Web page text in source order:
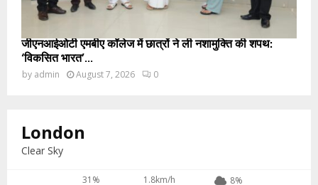
जीएनआईओटी एमबीए कॉलेज में छात्रों ने ली नशामुक्ति की शपथ:
‘विकसित भारत’...
by admin August 7, 2026 0
London
Clear Sky
31% 1.8km/h 8%